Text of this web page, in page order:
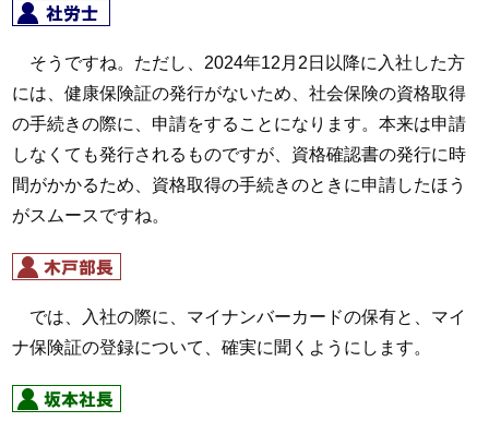
そうですね。ただし、2024年12月2日以降に入社した方
には、健康保険証の発行がないため、社会保険の資格取得
の手続きの際に、申請をすることになります。本来は申請
しなくても発行されるものですが、資格確認書の発行に時
間がかかるため、資格取得の手続きのときに申請したほう
がスムースですね。
では、入社の際に、マイナンバーカードの保有と、マイ
ナ保険証の登録について、確実に聞くようにします。